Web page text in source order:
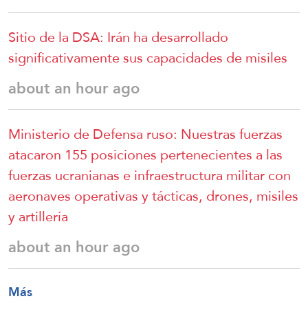
Sitio de la DSA: Irán ha desarrollado
significativamente sus capacidades de misiles
about an hour ago
Ministerio de Defensa ruso: Nuestras fuerzas
atacaron 155 posiciones pertenecientes a las
fuerzas ucranianas e infraestructura militar con
aeronaves operativas y tácticas, drones, misiles
y artillería
about an hour ago
Más